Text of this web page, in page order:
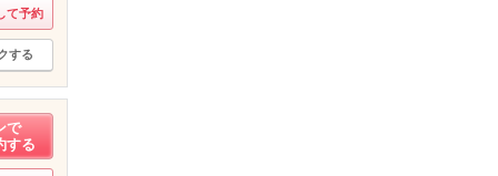
て予約
する
で
する